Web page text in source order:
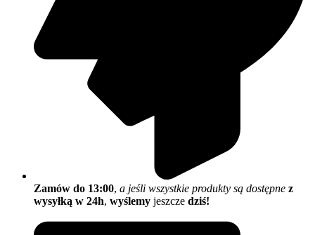
Zamów do 13:00, a jeśli wszystkie produkty są dostępne z
wysyłką w 24h, wyślemy jeszcze dziś!